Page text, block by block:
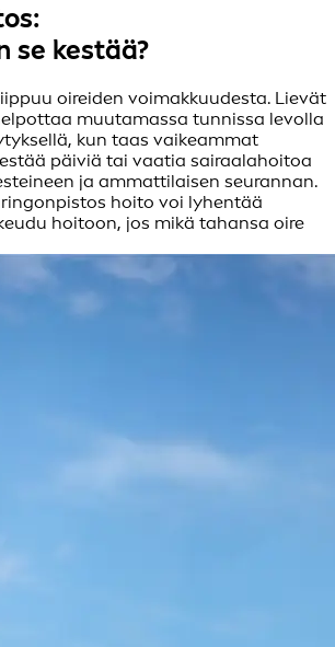
se kestää?
oireiden voimakkuudesta. Lievät
muutamassa tunnissa levolla
kun taas vaikeammat
päiviä tai vaatia sairaalahoitoa
ja ammattilaisen seurannan.
hoito voi lyhentää
hoitoon, jos mikä tahansa oire